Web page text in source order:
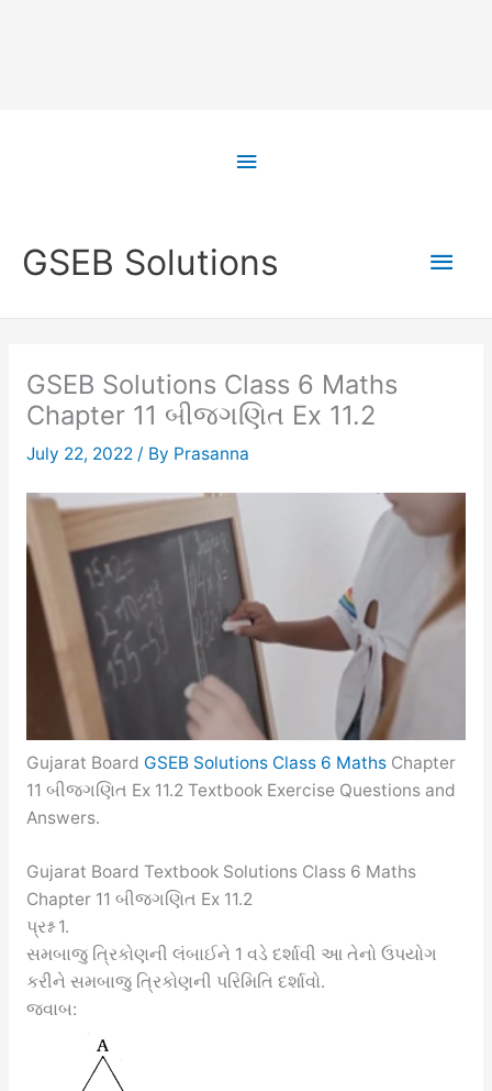
Above
GSEB Solutions
Main
GSEB Solutions Class 6 Maths
Chapter 11 બીજગણિત Ex 11.2
July 22, 2022 / By Prasanna
Gujarat Board GSEB Solutions Class 6 MathsChapter
11 બીજગણિત Ex 11.2 Textbook Exercise Questions and
Answers.
Gujarat Board Textbook Solutions Class 6 Maths
Chapter 11 બીજગણિત Ex 11.2
પ્રશ્ન 1.
સમબાજુ ત્રિકોણની લંબાઈને 1 વડે દર્શાવી આ તેનો ઉપયોગ
કરીને સમબાજુ ત્રિકોણની પરિમિતિ દર્શાવો.
જવાબ: